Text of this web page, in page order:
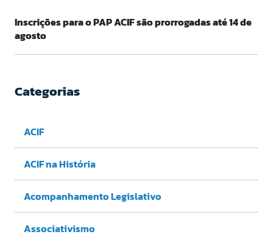
Inscrições para o PAP ACIF são prorrogadas até 14 de
agosto
Categorias
ACIF
ACIF na História
Acompanhamento Legislativo
Associativismo